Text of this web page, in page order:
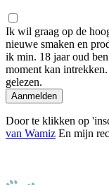
Ik wil graag op de
nieuwe smaken en
ik min. 18 jaar oud
moment kan
gelezen.
Aanmelden
Door te klikken op
van Wamiz En mijn